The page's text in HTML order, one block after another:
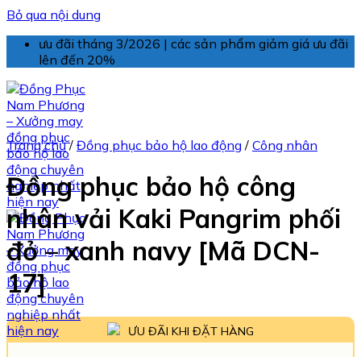
Bỏ qua nội dung
ưu đãi tháng 3/2026 | các sản phẩm giảm giá ưu đãi
lên đến 20%
Trang chủ / Đồng phục bảo hộ lao động / Công nhân
Đồng phục bảo hộ công
nhân vải Kaki Pangrim phối
đỏ – xanh navy [Mã DCN-
17]
ƯU ĐÃI KHI ĐẶT HÀNG